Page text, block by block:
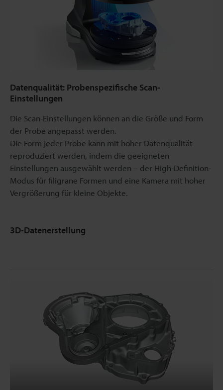
Datenqualität: Probenspezifische Scan-
Einstellungen
Die Scan-Einstellungen können an die Größe und Form
der Probe angepasst werden.
Die Form jeder Probe kann mit hoher Datenqualität
reproduziert werden, indem die geeigneten
Einstellungen ausgewählt werden – der High-Definition-
Modus für filigrane Formen und eine Kamera mit hoher
Vergrößerung für kleine Objekte.
3D-Datenerstellung